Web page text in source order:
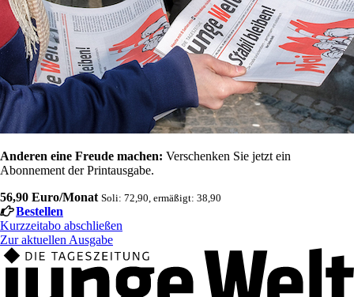
Anderen eine Freude machen: Verschenken Sie jetzt ein
Abonnement der Printausgabe.
56,90 Euro/Monat Soli: 72,90, ermäßigt: 38,90
Bestellen
Kurzzeitabo abschließen
Zur aktuellen Ausgabe